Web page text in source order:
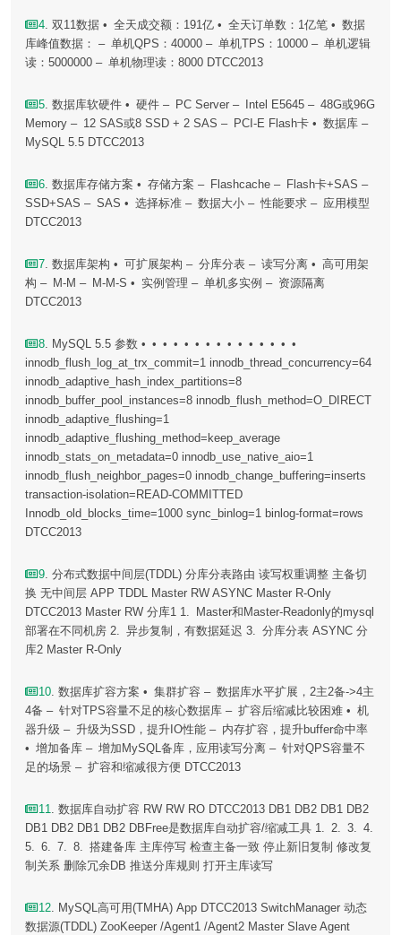
4. 双11数据 • 全天成交额：191亿 • 全天订单数：1亿笔 • 数据
库峰值数据： – 单机QPS：40000 – 单机TPS：10000 – 单机逻辑
读：5000000 – 单机物理读：8000 DTCC2013
5. 数据库软硬件 • 硬件 – PC Server – Intel E5645 – 48G或96G
Memory – 12 SAS或8 SSD + 2 SAS – PCI-E Flash卡 • 数据库 –
MySQL 5.5 DTCC2013
6. 数据库存储方案 • 存储方案 – Flashcache – Flash卡+SAS –
SSD+SAS – SAS • 选择标准 – 数据大小 – 性能要求 – 应用模型
DTCC2013
7. 数据库架构 • 可扩展架构 – 分库分表 – 读写分离 • 高可用架
构 – M-M – M-M-S • 实例管理 – 单机多实例 – 资源隔离
DTCC2013
8. MySQL 5.5 参数 • • • • • • • • • • • • • • •
innodb_flush_log_at_trx_commit=1 innodb_thread_concurrency=64
innodb_adaptive_hash_index_partitions=8
innodb_buffer_pool_instances=8 innodb_flush_method=O_DIRECT
innodb_adaptive_flushing=1
innodb_adaptive_flushing_method=keep_average
innodb_stats_on_metadata=0 innodb_use_native_aio=1
innodb_flush_neighbor_pages=0 innodb_change_buffering=inserts
transaction-isolation=READ-COMMITTED
Innodb_old_blocks_time=1000 sync_binlog=1 binlog-format=rows
DTCC2013
9. 分布式数据中间层(TDDL) 分库分表路由 读写权重调整 主备切
换 无中间层 APP TDDL Master RW ASYNC Master R-Only
DTCC2013 Master RW 分库1 1. Master和Master-Readonly的mysql
部署在不同机房 2. 异步复制，有数据延迟 3. 分库分表 ASYNC 分
库2 Master R-Only
10. 数据库扩容方案 • 集群扩容 – 数据库水平扩展，2主2备->4主
4备 – 针对TPS容量不足的核心数据库 – 扩容后缩减比较困难 • 机
器升级 – 升级为SSD，提升IO性能 – 内存扩容，提升buffer命中率
• 增加备库 – 增加MySQL备库，应用读写分离 – 针对QPS容量不
足的场景 – 扩容和缩减很方便 DTCC2013
11. 数据库自动扩容 RW RW RO DTCC2013 DB1 DB2 DB1 DB2
DB1 DB2 DB1 DB2 DBFree是数据库自动扩容/缩减工具 1. 2. 3. 4.
5. 6. 7. 8. 搭建备库 主库停写 检查主备一致 停止新旧复制 修改复
制关系 删除冗余DB 推送分库规则 打开主库读写
12. MySQL高可用(TMHA) App DTCC2013 SwitchManager 动态
数据源(TDDL) ZooKeeper /Agent1 /Agent2 Master Slave Agent